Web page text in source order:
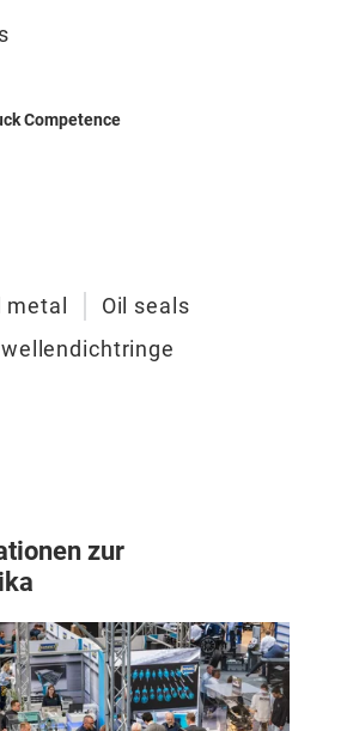
Competence
Oil seals
wellendichtringe
zur